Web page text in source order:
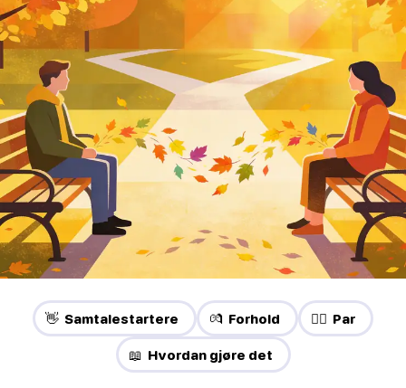
👋 Samtalestartere 💏 Forhold ❤️‍🔥 Par
📖 Hvordan gjøre det